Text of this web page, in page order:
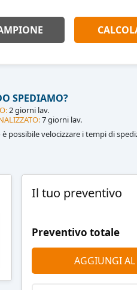
SPEDIAMO?
2 giorni lav.
7 giorni lav.
è possibile velocizzare i tempi di
Il tuo preventivo
Preventivo totale
AGGIUNGI AL